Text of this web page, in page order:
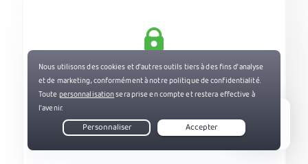
Confidentialité en ligne
Masquez votre adresse IP pour protéger votre
identité numérique. Empêchez votre FAI de
surveiller vos activités en ligne pour une
navigation web sécurisée où que vous soyez.